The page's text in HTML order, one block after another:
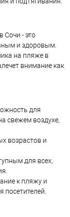
Сочи - это
и здоровым.
на пляже в
внимание как
для
свежем воздухе,
возрастов и
для всех,
к пляжу и
посетителей.